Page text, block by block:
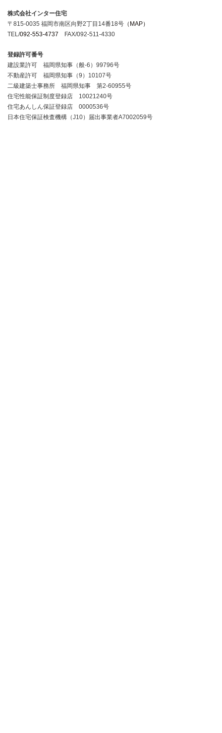
株式会社インター住宅
〒815-0035 福岡市南区向野2丁目14番18号 （MAP）
TEL/092-553-4737 FAX/092-511-4330
登録許可番号
建設業許可 福岡県知事（般-6）99796号
不動産許可 福岡県知事（9）10107号
二級建築士事務所 福岡県知事 第2-60955号
住宅性能保証制度登録店 10021240号
住宅あんしん保証登録店 0000536号
日本住宅保証検査機構（J10）届出事業者A7002059号